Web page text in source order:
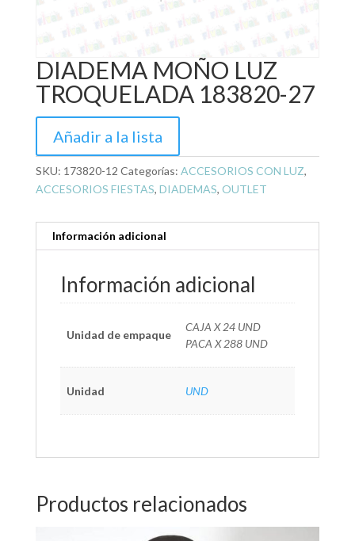
DIADEMA MOÑO LUZ
TROQUELADA 183820-27
Añadir a la lista
SKU: 173820-12 Categorías: ACCESORIOS CON LUZ,
ACCESORIOS FIESTAS, DIADEMAS, OUTLET
Información adicional
Información adicional
Unidad de empaque
CAJA X 24 UND
PACA X 288 UND
Unidad UND
Productos relacionados